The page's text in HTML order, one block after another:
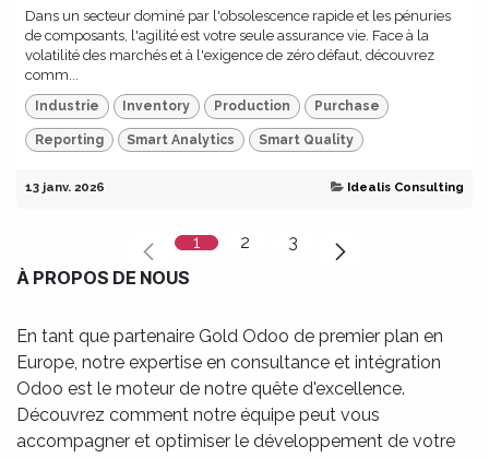
Dans un secteur dominé par l'obsolescence rapide et les pénuries
de composants, l'agilité est votre seule assurance vie. Face à la
volatilité des marchés et à l'exigence de zéro défaut, découvrez
comm...
Industrie Inventory Production Purchase
Reporting Smart Analytics Smart Quality
13 janv. 2026 Idealis Consulting
1 2 3
À PROPOS DE NOUS
En tant que partenaire Gold Odoo de premier plan en
Europe, notre expertise en consultance et intégration
Odoo est le moteur de notre quête d'excellence.
Découvrez comment notre équipe peut vous
accompagner et optimiser le développement de votre